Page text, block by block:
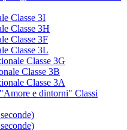
Classe 3I
Classe 3H
Classe 3F
Classe 3L
Classe 3G
Classe 3B
Classe 3A
e dintorni" Classi